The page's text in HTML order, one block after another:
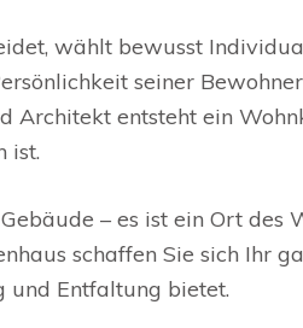
wählt bewusst
seiner
Architekt entsteht ein
ist.
– es ist ein Ort des
schaffen Sie sich Ihr
und Entfaltung bietet.